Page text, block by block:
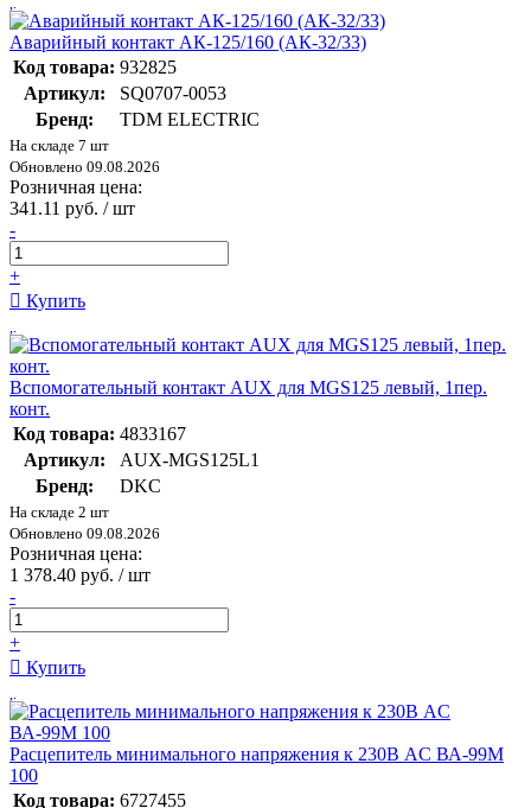
Аварийный контакт АК-125/160 (АК-32/33)
Код товара: 932825
Артикул:
SQ0707-0053
Бренд:
TDM ELECTRIC
На складе 7 шт
Обновлено 09.08.2026
Розничная цена:
341.11 руб. / шт
-
+
Купить
Вспомогательный контакт AUX для MGS125 левый, 1пер.
конт.
Код товара: 4833167
Артикул:
AUX-MGS125L1
Бренд:
DKC
На складе 2 шт
Обновлено 09.08.2026
Розничная цена:
1 378.40 руб. / шт
-
+
Купить
Расцепитель минимального напряжения к 230В AC ВА-99М
100
Код товара: 6727455